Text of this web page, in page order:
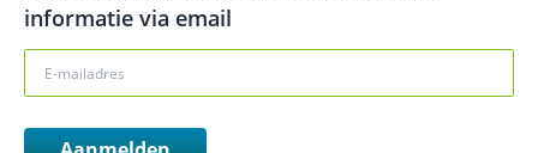
informatie via email